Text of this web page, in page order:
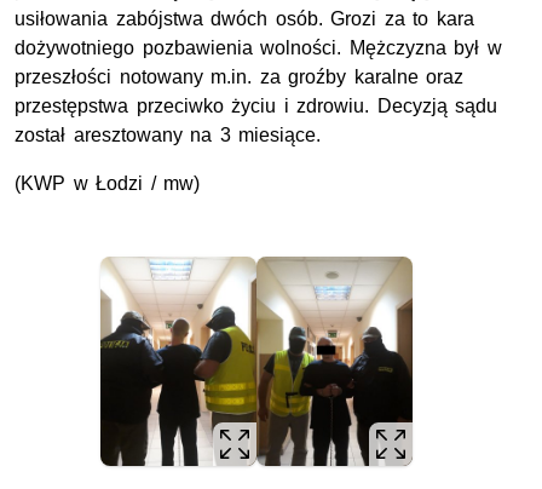
usiłowania zabójstwa dwóch osób. Grozi za to kara
dożywotniego pozbawienia wolności. Mężczyzna był w
przeszłości notowany m.in. za groźby karalne oraz
przestępstwa przeciwko życiu i zdrowiu. Decyzją sądu
został aresztowany na 3 miesiące.
(KWP w Łodzi / mw)